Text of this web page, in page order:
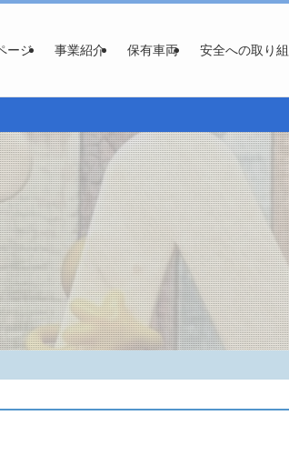
ージ 事業紹介 保有車両 安全への取り
【公式】